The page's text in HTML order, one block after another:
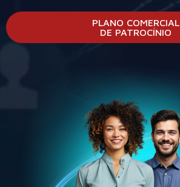
PLANO COMERCIAL
DE PATROCÍNIO